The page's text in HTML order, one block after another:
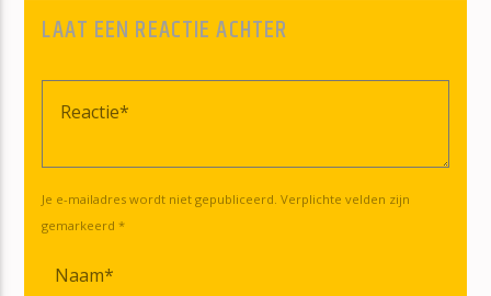
LAAT EEN REACTIE ACHTER
Je e-mailadres wordt niet gepubliceerd. Verplichte velden zijn
gemarkeerd *